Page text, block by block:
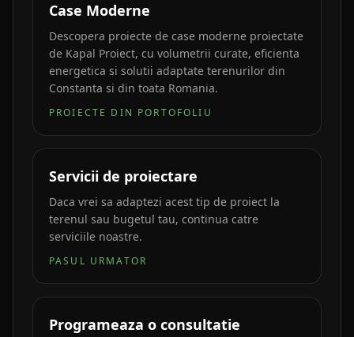
Case Moderne
Descopera proiecte de case moderne proiectate
de Kapal Proiect, cu volumetrii curate, eficienta
energetica si solutii adaptate terenurilor din
Constanta si din toata Romania.
PROIECTE DIN PORTOFOLIU
Servicii de proiectare
Daca vrei sa adaptezi acest tip de proiect la
terenul sau bugetul tau, continua catre
serviciile noastre.
PASUL URMATOR
Programeaza o consultatie